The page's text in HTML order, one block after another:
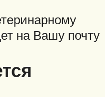
на Вашу почту